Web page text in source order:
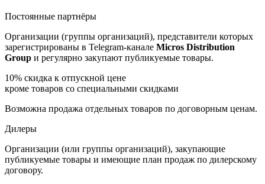
Постоянные партнёры
Организации (группы организаций), представители которых
зарегистрированы в Telegram-канале Micros Distribution
Group и регулярно закупают публикуемые товары.
10% скидка к отпускной цене
кроме товаров со специальными скидками
Возможна продажа отдельных товаров по договорным ценам.
Дилеры
Организации (или группы организаций), закупающие
публикуемые товары и имеющие план продаж по дилерскому
договору.